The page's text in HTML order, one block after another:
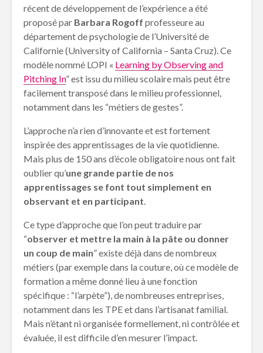
récent de développement de l’expérience a été
proposé par Barbara Rogoff professeure au
département de psychologie de l’Université de
Californie (University of California – Santa Cruz). Ce
modèle nommé LOPI « Learning by Observing and
Pitching In” est issu du milieu scolaire mais peut être
facilement transposé dans le milieu professionnel,
notamment dans les “métiers de gestes”.
L’approche n’a rien d’innovante et est fortement
inspirée des apprentissages de la vie quotidienne.
Mais plus de 150 ans d’école obligatoire nous ont fait
oublier qu’une grande partie de nos
apprentissages se font tout simplement en
observant et en participant
Ce type d’approche que l’on peut traduire par
“observer et mettre la main à la pâte ou donner
un coup de main” existe déjà dans de nombreux
métiers (par exemple dans la couture, où ce modèle de
formation a même donné lieu à une fonction
spécifique : “l’arpète”), de nombreuses entreprises,
notamment dans les TPE et dans l’artisanat familial.
Mais n’étant ni organisée formellement, ni contrôlée et
évaluée, il est difficile d’en mesurer l’impact.